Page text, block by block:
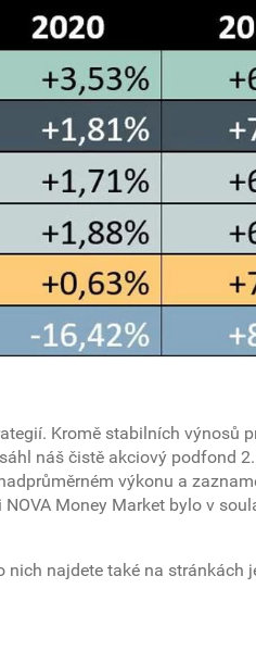
Kromě stabilních výnosů
náš čistě akciový podfond
výkonu a
Money Market bylo v
najdete také na stránkách